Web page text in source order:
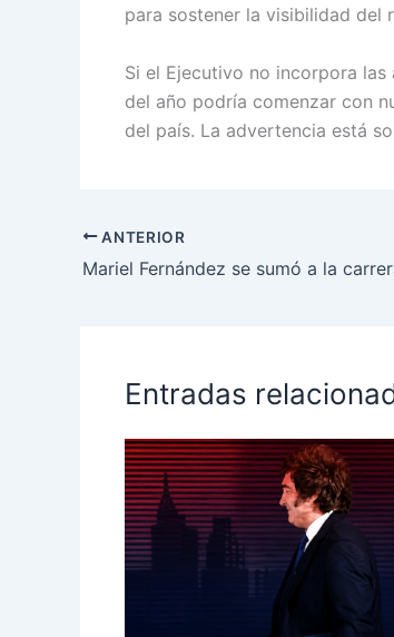
para sostener la visibilidad del
Si el Ejecutivo no incorpora
del año podría comenzar con
del país. La advertencia está
ANTERIOR
Entradas